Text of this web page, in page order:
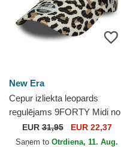
New Era
Cepur izliekta leopards
regulējams 9FORTY Midi no
New York Yankees MLB no
New Era
EUR31,95 EUR 22,37
Saņem to Otrdiena, 11. Aug.